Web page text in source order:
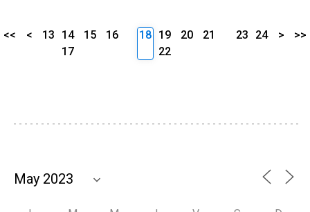
<< < 13 14 15
16
17
18 19 20
21
22
23 24 > >>